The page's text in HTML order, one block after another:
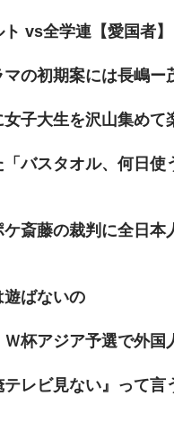
vs全学連【愛国者】
の初期案には長嶋
女子大生を沢山集め
バスタオル、何日
斎藤の裁判に全日
遊ばないの
杯アジア予選で外
テレビ見ない』って